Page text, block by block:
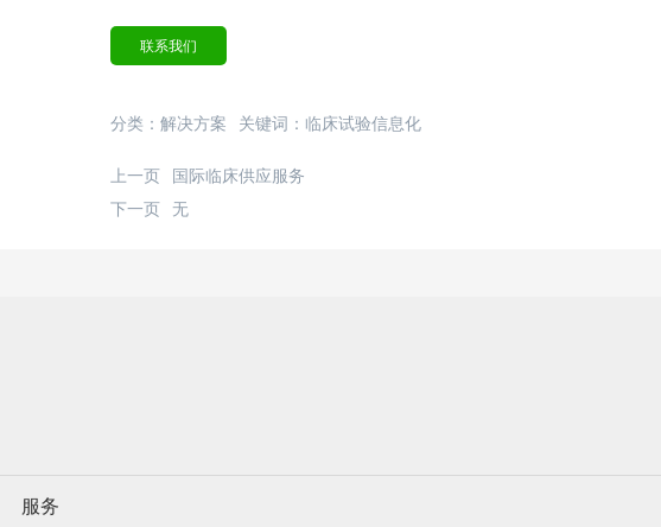
联系我们
分类： 解决方案 关键词： 临床试验信息化
上一页
国际临床供应服务
下一页
无
服务